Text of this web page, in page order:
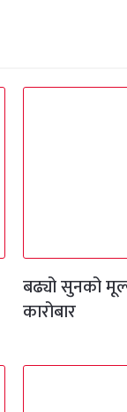
बढ्यो सुनको
कारोबार